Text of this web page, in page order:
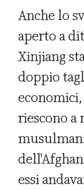
Anche lo
aperto a
Xinjiang
doppio
riescono
essi